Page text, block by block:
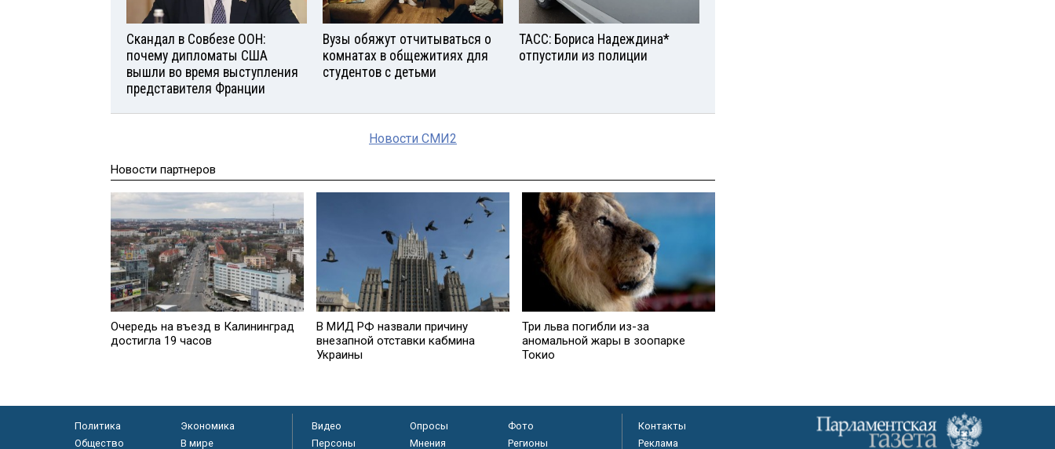
Скандал в Совбезе ООН:
почему дипломаты США
вышли во время выступления
представителя Франции
Вузы обяжут отчитываться о
комнатах в общежитиях для
студентов с детьми
ТАСС: Бориса Надеждина*
отпустили из полиции
Новости СМИ2
Новости партнеров
Очередь на въезд в Калининград
достигла 19 часов
В МИД РФ назвали причину
внезапной отставки кабмина
Украины
Три льва погибли из-за
аномальной жары в зоопарке
Токио
Политика
Экономика
Общество
В мире
Видео Опросы
Фото
Персоны
Мнения Регионы
Контакты
Реклама